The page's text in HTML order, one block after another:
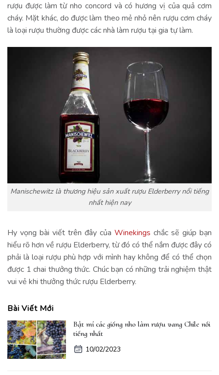
rượu được làm từ nho concord và có hương vị của quả cơm
cháy. Mặt khác, do được làm theo mẻ nhỏ nên rượu cơm cháy
là loại rượu thường được các nhà làm rượu tại gia tự làm.
Manischewitz là thương hiệu sản xuất rượu Elderberry nổi tiếng
nhất hiện nay
Hy vọng bài viết trên đây của Winekings chắc sẽ giúp bạn
hiểu rõ hơn về rượu Elderberry, từ đó có thể nắm được đây có
phải là loại rượu phù hợp với mình hay không để có thể chọn
được 1 chai thưởng thức. Chúc bạn có những trải nghiệm thật
vui vẻ khi thưởng thức rượu Elderberry.
Bài Viết Mới
Bật mí các giống nho làm rượu vang Chile nổi
tiếng nhất
10/02/2023